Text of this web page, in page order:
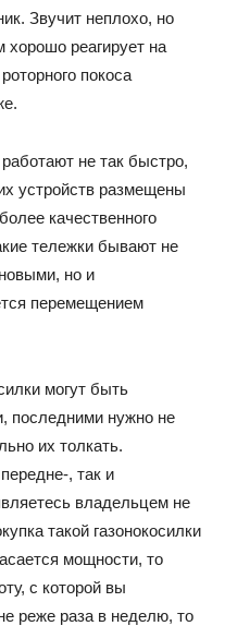
Звучит неплохо, но
хорошо реагирует на
покоса
не так быстро,
устройств размещены
качественного
тележки бывают не
но и
перемещением
могут быть
последними нужно не
их толкать.
, так и
владельцем не
такой газонокосилки
мощности, то
с которой вы
реже раза в неделю, то